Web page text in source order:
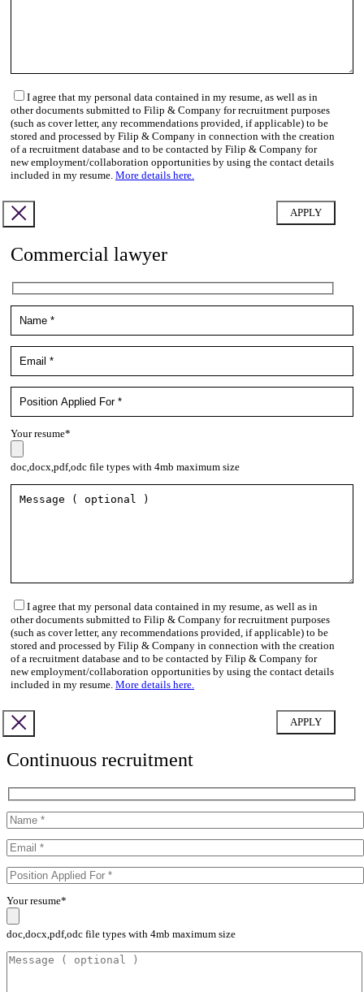
I agree that my personal data contained in my resume, as well as in
other documents submitted to Filip & Company for recruitment purposes
(such as cover letter, any recommendations provided, if applicable) to be
stored and processed by Filip & Company in connection with the creation
of a recruitment database and to be contacted by Filip & Company for
new employment/collaboration opportunities by using the contact details
included in my resume. More details here.
Commercial lawyer
Your resume*
doc,docx,pdf,odc file types with 4mb maximum size
I agree that my personal data contained in my resume, as well as in
other documents submitted to Filip & Company for recruitment purposes
(such as cover letter, any recommendations provided, if applicable) to be
stored and processed by Filip & Company in connection with the creation
of a recruitment database and to be contacted by Filip & Company for
new employment/collaboration opportunities by using the contact details
included in my resume. More details here.
Continuous recruitment
Your resume*
doc,docx,pdf,odc file types with 4mb maximum size